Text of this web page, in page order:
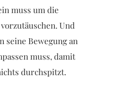
muss um die
Und
seine Bewegung an
muss, damit
durchspitzt.